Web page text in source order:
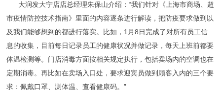
大润发大宁店店总经理朱保山介绍：“我们针对《上海市商场、超
市疫情防控技术指南》里面的内容逐条进行解读，把防疫要求做到以
及我们能够想到的都进行落实。比如，1月8日完成了对所有员工信
息的收集，目前每日记录员工的健康状况并做记录，每天上班前都要
体温检测等。门店消毒方面按相关规定执行，包括卖场内的空调也在
定期消毒。再比如在卖场入口处，要求迎宾员做到顾客入内的三个要
求：佩戴口罩、测体温、查看健康码。”